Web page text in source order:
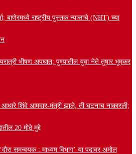
बाणेरमध्ये राष्ट्रीय पुस्तक न्यासाचे (NBT) च्या
भीषण अपघात; पुण्यातील युवा नेते तुषार भूमकर
शिंदे आमदार-मंत्री झाले, ती घटनाच नाकारली;
20 मोठे मुद्दे
समन्वयक : माध्यम विभाग’ या पदावर अमोल